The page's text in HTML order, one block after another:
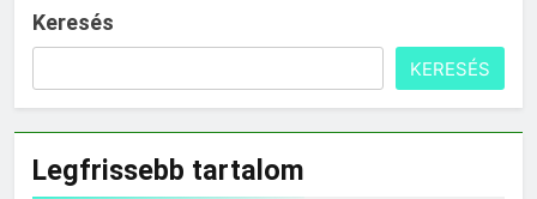
Keresés
KERESÉS
Legfrissebb tartalom